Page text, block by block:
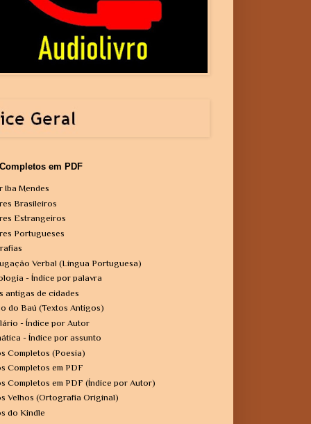
em PDF
Iba Mendes
Brasileiros
Estrangeiros
Portugueses
Verbal (Língua Portuguesa)
- Índice por palavra
antigas de cidades
do Baú (Textos Antigos)
- Índice por Autor
- Índice por assunto
Completos (Poesia)
Completos em PDF
Completos em PDF (Índice por Autor)
Velhos (Ortografia Original)
do Kindle